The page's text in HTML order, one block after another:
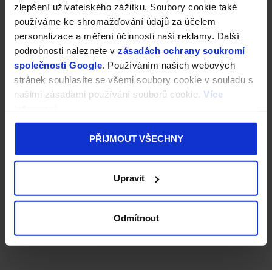
zlepšení uživatelského zážitku. Soubory cookie také
používáme ke shromažďování údajů za účelem
personalizace a měření účinnosti naší reklamy. Další
podrobnosti naleznete v zásadách ochrany soukromí
společnosti Google. Používáním našich webových
stránek souhlasíte se všemi soubory cookie v souladu s
našimi zásadami používání souborů cookie. Více
PŘIJMOUT VŠECHNY
Upravit
Odmítnout